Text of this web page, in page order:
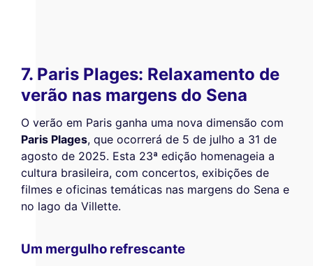
7. Paris Plages: Relaxamento de
verão nas margens do Sena
O verão em Paris ganha uma nova dimensão com
Paris Plages, que ocorrerá de 5 de julho a 31 de
agosto de 2025. Esta 23ª edição homenageia a
cultura brasileira, com concertos, exibições de
filmes e oficinas temáticas nas margens do Sena e
no lago da Villette.
Um mergulho refrescante